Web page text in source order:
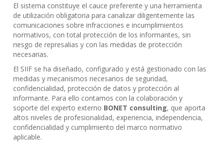
El sistema constituye el cauce preferente y una herramienta
de utilización obligatoria para canalizar diligentemente las
comunicaciones sobre infracciones e incumplimientos
normativos, con total protección de los informantes, sin
riesgo de represalias y con las medidas de protección
necesarias.
El SIIF se ha diseñado, configurado y está gestionado con las
medidas y mecanismos necesarios de seguridad,
confidencialidad, protección de datos y protección al
informante. Para ello contamos con la colaboración y
soporte del experto externo BONET consulting, que aporta
altos niveles de profesionalidad, experiencia, independencia,
confidencialidad y cumplimiento del marco normativo
aplicable.